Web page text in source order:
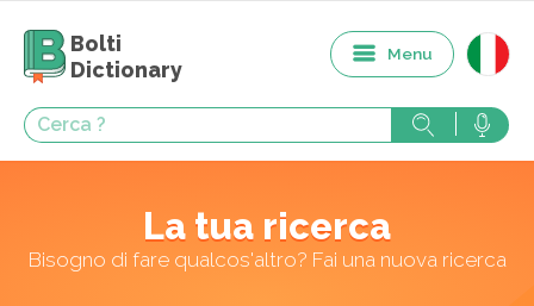
Bolti
Dictionary
Menu
La tua ricerca
Bisogno di fare qualcos'altro? Fai una nuova ricerca